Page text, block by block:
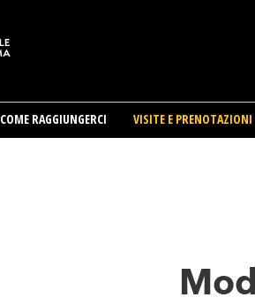
COME RAGGIUNGERCI VISITE E PRENOTAZIONI